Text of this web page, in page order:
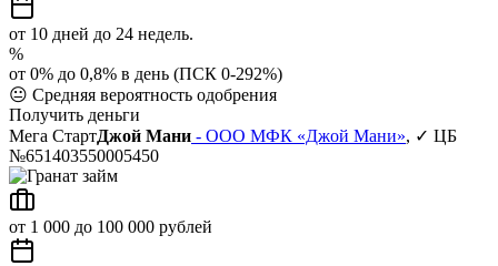
от 10 дней до 24 недель.
%
от 0% до 0,8% в день (ПСК 0-292%)
😐 Средняя вероятность одобрения
Получить деньги
Мега СтартДжой Мани - ООО МФК «Джой Мани», ✓ ЦБ
№651403550005450
от 1 000 до 100 000 рублей